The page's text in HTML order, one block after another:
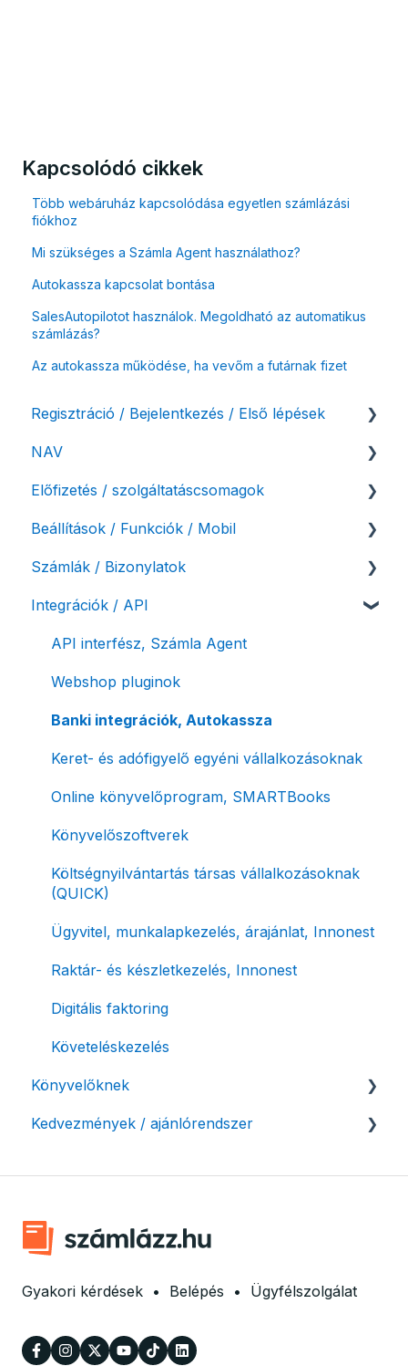
Kapcsolódó cikkek
Több webáruház kapcsolódása egyetlen számlázási
fiókhoz
Mi szükséges a Számla Agent használathoz?
Autokassza kapcsolat bontása
SalesAutopilotot használok. Megoldható az automatikus
számlázás?
Az autokassza működése, ha vevőm a futárnak fizet
Regisztráció / Bejelentkezés / Első lépések
Felhasználó beállításai
Számlázási fiók kezdő beállításai, első lépések
NAV
NAV online adatszolgáltatás
Adóhatósági ellenőrzés adatszolgáltatás
NAV pénztárgép feladás (PTGSZLAH)
Számlaverzum
Előfizetés / szolgáltatáscsomagok
Szolgáltatáscsomag kiválasztása
Szolgáltatáscsomag módosítása
Fiók / felhasználó törlése
Díjfizetés / díjtartozás / korlátozás
Fizetési módok
Beállítások / Funkciók / Mobil
Számlakészítés
Mobilapplikáció / MostSzámlázz
Bejövő számlák és vevői fiók
Tömeges számlagenerálás
Tömeges-, és csoportos műveletek
Megbízott számlakibocsátás / Önszámlázás
Online fizetési megoldások
Archiválás
Postai szolgáltatás
Adózási támogatás egyéni vállalkozásoknak
Számlák / Bizonylatok
Sztornó-, és helyesbítő számla
Díjbekérő, szállítólevél
Előlegszámla, végszámla
E-számla
Nyugta / e-nyugta
Devizás és idegen nyelvű számlázás
Számla piszkozat
Ismétlődő számlázás
Integrációk / API
API interfész, Számla Agent
Webshop pluginok
Banki integrációk, Autokassza
Keret- és adófigyelő egyéni vállalkozásoknak
Online könyvelőprogram, SMARTBooks
Könyvelőszoftverek
Költségnyilvántartás társas vállalkozásoknak
(QUICK)
Ügyvitel, munkalapkezelés, árajánlat, Innonest
Raktár- és készletkezelés, Innonest
Digitális faktoring
Követeléskezelés
Könyvelőknek
Listák / adatexport
Könyvelői hozzáférés
Kedvezmények / ajánlórendszer
Ingyenes csomag alapítványoknak
Gyakori kérdések • Belépés • Ügyfélszolgálat